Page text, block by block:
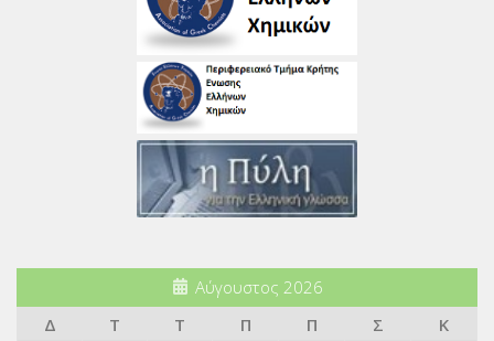
Αύγουστος 2026
Δ
Τ Τ Π Π Σ
Κ